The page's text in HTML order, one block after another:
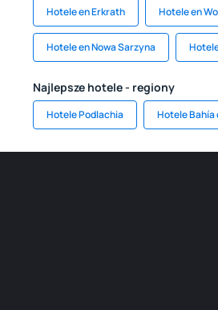
Hotele en Erkrath Hotele en
Hotele en Nowa Sarzyna
Najlepsze hotele - regiony
Hotele Podlachia Hotele Bahía